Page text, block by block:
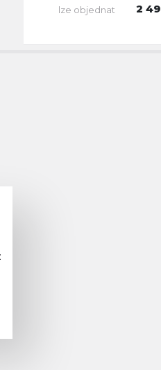
lze objednat 2